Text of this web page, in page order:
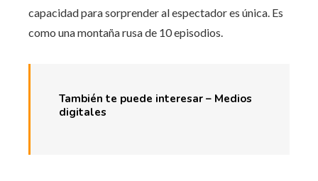
capacidad para sorprender al espectador es única. Es
como una montaña rusa de 10 episodios.
También te puede interesar – Medios
digitales